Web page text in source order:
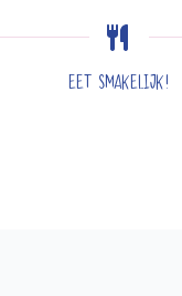
Eet smakelijk!